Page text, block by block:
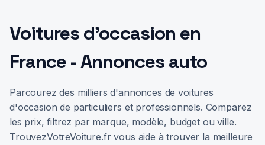
Voitures d'occasion en
France - Annonces auto
Parcourez des milliers d'annonces de voitures
d'occasion de particuliers et professionnels. Comparez
les prix, filtrez par marque, modèle, budget ou ville.
TrouvezVotreVoiture.fr vous aide à trouver la meilleure